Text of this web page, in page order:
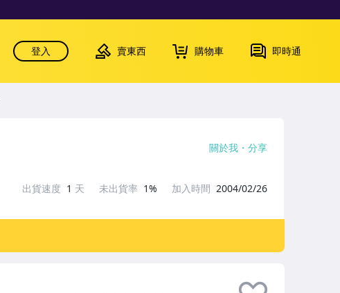
登入 賣東西 購物車 即時通
關於我 分享
出貨速度 1 天 未出貨率 1% 加入時間 2004/02/26